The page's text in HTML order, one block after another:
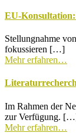
EU-Konsultation:
Stellungnahme
fokussieren […]
Mehr erfahren…
Im Rahmen der
zur Verfügung.
Mehr erfahren…